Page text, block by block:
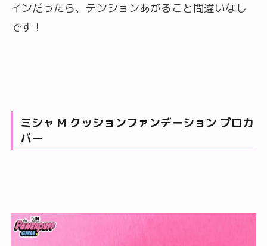
インだったら、テンションあがること間違いなし
です！
ミシャ M クッションファンデーション プロカ
バー